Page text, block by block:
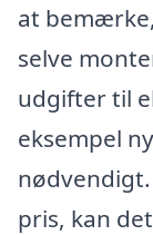
at
selve
udgifter til
eksempel
pris, kan